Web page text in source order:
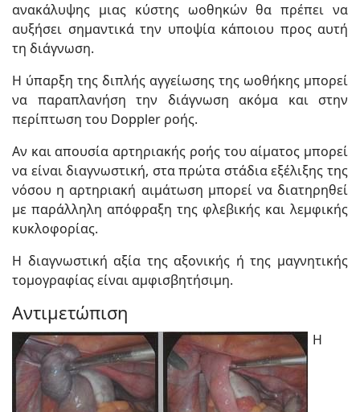
ανακάλυψης μιας κύστης ωοθηκών θα πρέπει να
αυξήσει σημαντικά την υποψία κάποιου προς αυτή
τη διάγνωση.
Η ύπαρξη της διπλής αγγείωσης της ωοθήκης μπορεί
να παραπλανήση την διάγνωση ακόμα και στην
περίπτωση του Doppler ροής.
Αν και απουσία αρτηριακής ροής του αίματος μπορεί
να είναι διαγνωστική, στα πρώτα στάδια εξέλιξης της
νόσου η αρτηριακή αιμάτωση μπορεί να διατηρηθεί
με παράλληλη απόφραξη της φλεβικής και λεμφικής
κυκλοφορίας.
Η διαγνωστική αξία της αξονικής ή της μαγνητικής
τομογραφίας είναι αμφισβητήσιμη.
Αντιμετώπιση
Η